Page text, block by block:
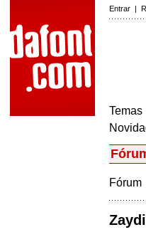
Entrar |
Temas
Fórum